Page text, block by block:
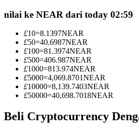
Informasi
Analisis data besar termasuk info
nilai ke NEAR dari today 02:59
£10=8.1397NEAR
£50=40.6987NEAR
£100=81.3974NEAR
£500=406.987NEAR
£1000=813.974NEAR
£5000=4,069.8701NEAR
£10000=8,139.7403NEAR
£50000=40,698.7018NEAR
Beli Cryptocurrency